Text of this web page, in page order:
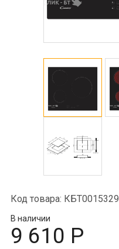
Код товара:
В наличии
9 610 Р